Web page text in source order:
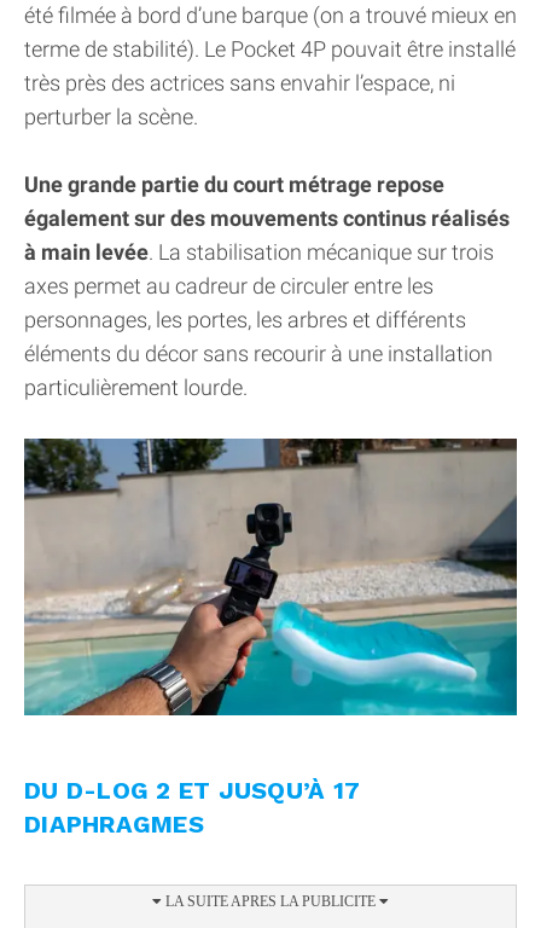
été filmée à bord d’une barque (on a trouvé mieux en
terme de stabilité). Le Pocket 4P pouvait être installé
très près des actrices sans envahir l’espace, ni
perturber la scène.
Une grande partie du court métrage repose
également sur des mouvements continus réalisés
à main levée. La stabilisation mécanique sur trois
axes permet au cadreur de circuler entre les
personnages, les portes, les arbres et différents
éléments du décor sans recourir à une installation
particulièrement lourde.
DU D-LOG 2 ET JUSQU’À 17
DIAPHRAGMES